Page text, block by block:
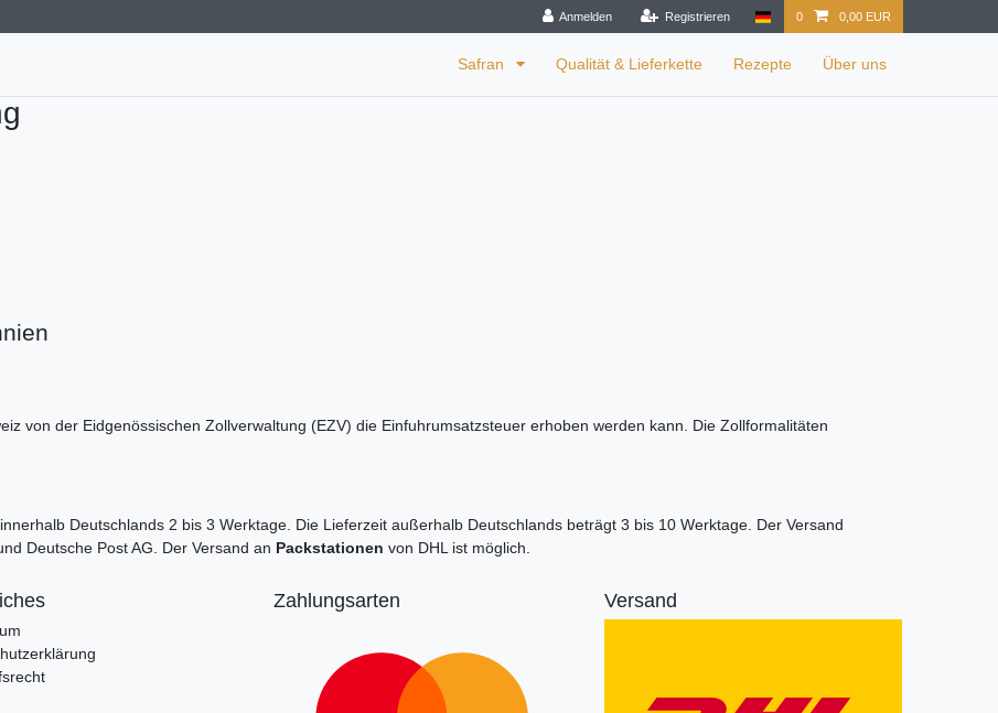
Anmelden Registrieren 0 0,00 EUR
Safran Qualität & Lieferkette Rezepte Über uns
von der Eidgenössischen Zollverwaltung (EZV) die Einfuhrumsatzsteuer erhoben werden kann. Die Zollformalitäten
Deutschlands 2 bis 3 Werktage. Die Lieferzeit außerhalb Deutschlands beträgt 3 bis 10 Werktage. Der Versand
Deutsche Post AG. Der Versand an Packstationen von DHL ist möglich.
Zahlungsarten Versand